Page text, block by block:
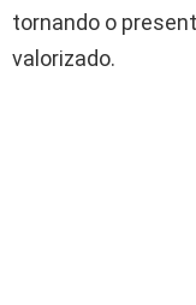
tornando o
valorizado.